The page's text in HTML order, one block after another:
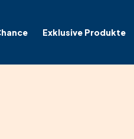
Exklusive Produkte